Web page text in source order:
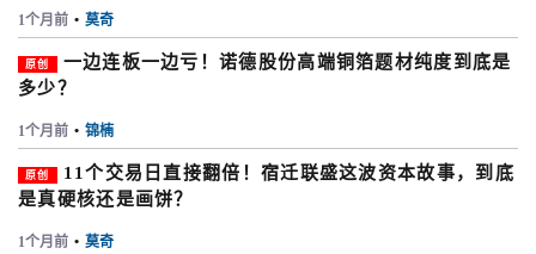
1个月前 • 莫奇
原创
一边连板一边亏！诺德股份高端铜箔题材纯度到底是
多少？
1个月前 • 锦楠
原创
11个交易日直接翻倍！宿迁联盛这波资本故事，到底
是真硬核还是画饼？
1个月前 • 莫奇